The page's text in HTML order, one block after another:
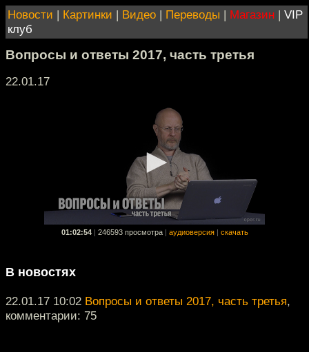
Новости | Картинки | Видео | Переводы | Магазин | VIP
клуб
Вопросы и ответы 2017, часть третья
22.01.17
01:02:54 246593 просмотра аудиоверсия скачать
В новостях
22.01.17 10:02 Вопросы и ответы 2017, часть третья,
комментарии: 75